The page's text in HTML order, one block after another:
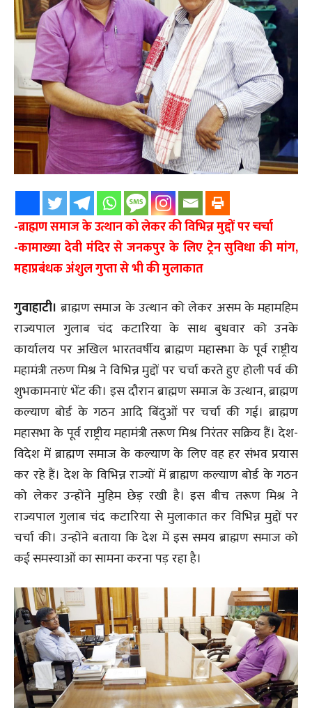
-ब्राह्मण समाज के उत्थान को लेकर की विभिन्न मुद्दों पर चर्चा
-कामाख्या देवी मंदिर से जनकपुर के लिए ट्रेन सुविधा की मांग,
महाप्रबंधक अंशुल गुप्ता से भी की मुलाकात
गुवाहाटी। ब्राह्मण समाज के उत्थान को लेकर असम के महामहिम
राज्यपाल गुलाब चंद कटारिया के साथ बुधवार को उनके
कार्यालय पर अखिल भारतवर्षीय ब्राह्मण महासभा के पूर्व राष्ट्रीय
महामंत्री तरुण मिश्र ने विभिन्न मुद्दों पर चर्चा करते हुए होली पर्व की
शुभकामनाएं भेंट की। इस दौरान ब्राह्मण समाज के उत्थान, ब्राह्मण
कल्याण बोर्ड के गठन आदि बिंदुओं पर चर्चा की गई। ब्राह्मण
महासभा के पूर्व राष्ट्रीय महामंत्री तरूण मिश्र निरंतर सक्रिय हैं। देश-
विदेश में ब्राह्मण समाज के कल्याण के लिए वह हर संभव प्रयास
कर रहे हैं। देश के विभिन्न राज्यों में ब्राह्मण कल्याण बोर्ड के गठन
को लेकर उन्होंने मुहिम छेड़ रखी है। इस बीच तरूण मिश्र ने
राज्यपाल गुलाब चंद कटारिया से मुलाकात कर विभिन्न मुद्दों पर
चर्चा की। उन्होंने बताया कि देश में इस समय ब्राह्मण समाज को
कई समस्याओं का सामना करना पड़ रहा है।